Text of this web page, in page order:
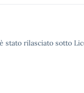
stato rilasciato sotto